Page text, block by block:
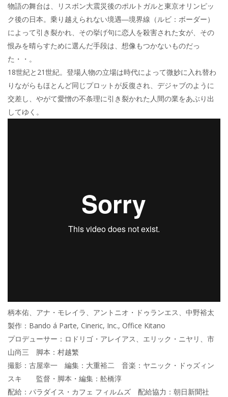
物語の舞台は、リスボン大震災後のポルトガルと東京オリンピッ
ク後の日本。乗り越えられない境遇―境界線（ルビ：ボーダー）
によって引き裂かれ、その挙げ句に恋人を殺害された女が、その
恨みを晴らすために選んだ手段は、想像もつかないものだっ
た・・。
18世紀と21世紀。登場人物の立場は時代によって微妙に入れ替わ
りながらもほとんど同じプロットが反復され、デジャブのように
交差し、やがて愛憎の不条理に引き裂かれた人間の業をあぶり出
してゆく。
柄本佑、アナ・モレイラ、アントニオ・ドゥランエス、中野裕太
製作：Bando á Parte, Cineric, Inc., Office Kitano
プロデューサー：ロドリゴ・アレイアス、エリック・ニヤリ、市
山尚三 脚本：村越繁
撮影：古屋幸一 編集：大重裕二 音楽：ヤニック・ドゥズィン
スキ 監督・脚本・編集：舩橋淳
配給：パラダイス・カフェ フィルムズ 配給協力：朝日新聞社